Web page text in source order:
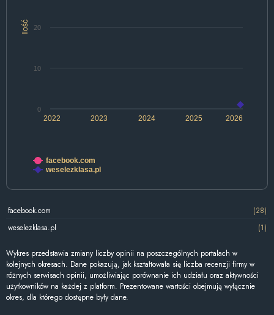
Ilość
2022 2024 2026
2023 2025
0
10
20
facebook.com
weselezklasa.pl
facebook.com
(28)
weselezklasa.pl
(1)
Wykres przedstawia zmiany liczby opinii na poszczególnych portalach w
kolejnych okresach. Dane pokazują, jak kształtowała się liczba recenzji firmy w
różnych serwisach opinii, umożliwiając porównanie ich udziału oraz aktywności
użytkowników na każdej z platform. Prezentowane wartości obejmują wyłącznie
okres, dla którego dostępne były dane.